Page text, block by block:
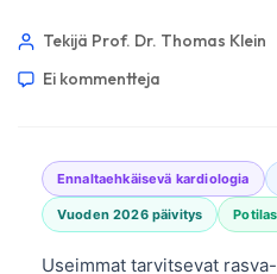
Tekijä Prof. Dr. Thomas Klein
Ei kommentteja
Ennaltaehkäisevä kardiologia
Vuoden 2026 päivitys
Useimmat tarvitsevat